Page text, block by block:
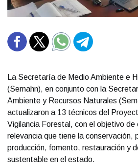
La Secretaría de Medio Ambiente e
(Semahn), en conjunto con la
Ambiente y Recursos Naturales
actualizaron a 13 técnicos del
Vigilancia Forestal, con el objetivo de
relevancia que tiene la conservación,
producción, fomento, restauración y
sustentable en el estado.